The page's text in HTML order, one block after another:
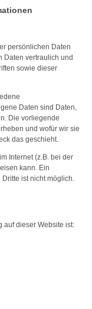
persönlichen Daten
Daten vertraulich und
sowie dieser
Daten sind Daten,
Die vorliegende
und wofür wir sie
das geschieht.
Internet (z.B. bei der
kann. Ein
ist nicht möglich.
auf dieser Website ist: